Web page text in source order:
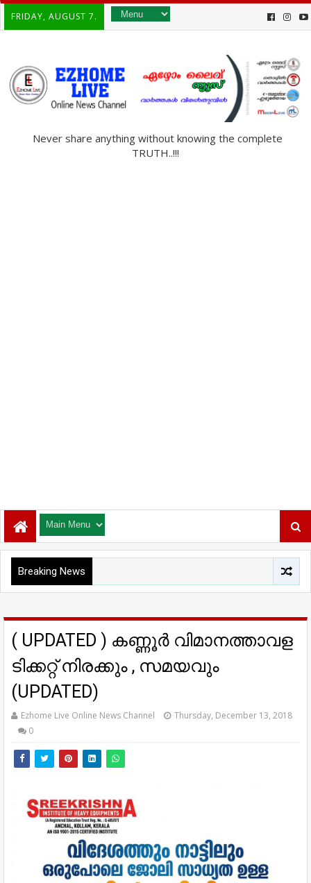
FRIDAY, AUGUST 7.
Never share anything without knowing the complete
TRUTH..!!!
Breaking News
( UPDATED ) കണ്ണൂർ വിമാനത്താവള
ടിക്കറ്റ് നിരക്കും , സമയവും
(UPDATED)
Ezhome Live Online News Channel
Thursday, December 13, 2018
0